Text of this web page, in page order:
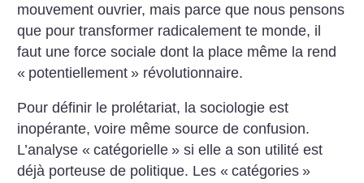
mouvement ouvrier, mais parce que nous pensons
que pour transformer radicalement te monde, il
faut une force sociale dont la place même la rend
« potentiellement » révolutionnaire.
Pour définir le prolétariat, la sociologie est
inopérante, voire même source de confusion.
L’analyse « catégorielle » si elle a son utilité est
déjà porteuse de politique. Les « catégories »